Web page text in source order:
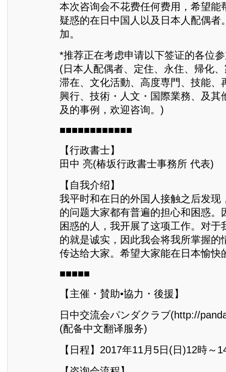
本次咨询会不花费任何费用，希望能
疑惑的在日中国人以及日本人配偶者
加。
*推荐正在考虑申请以下签证的各位
(日本人配偶者、定住、永住、帰化
滞在、文化活動、高度専門、技能、
興行、技術・人文・国際業務、及其
及的事例，欢迎咨询。)
■■■■■■■■■■■■
【行政書士】
田中 亮(椿坂行政書士事務所 代表)
【自我介绍】
我平时和在日的外国人接触之后发现
的问题大家都有普遍的担心和困惑。
困惑的人，我开展了这项工作。对于
的就是诚实，因此我会将我所掌握的
传达给大家。希望大家能在日本愉快
■■■■■
【主催・賛助•協力・後援】
日中交流会パンダクラブ(http://
(配备中文翻译服务)
【日程】2017年11月5日(日)12時～